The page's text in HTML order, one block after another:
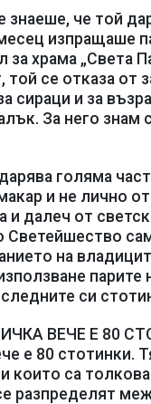
знаеше, че той
изпращаше
за храма „Света
се отказа от
сираци и за
За него знам
голяма
и не лично
и далеч от
Светейшество
на
си
ВЕЧЕ Е 80
е 80 стотинки.
които са
разпределят